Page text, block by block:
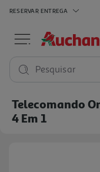
RESERVAR ENTREGA
Pesquisar
Telecomando
4 Em 1